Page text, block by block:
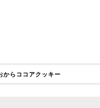
からココアクッキー